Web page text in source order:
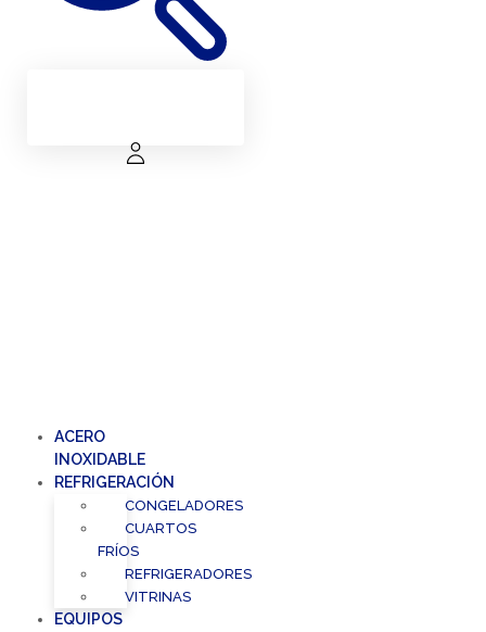
ACERO
INOXIDABLE
REFRIGERACIÓN
CONGELADORES
CUARTOS
FRÍOS
REFRIGERADORES
VITRINAS
EQUIPOS